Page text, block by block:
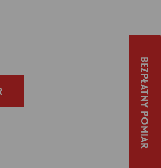
Bezpłatny pomiar